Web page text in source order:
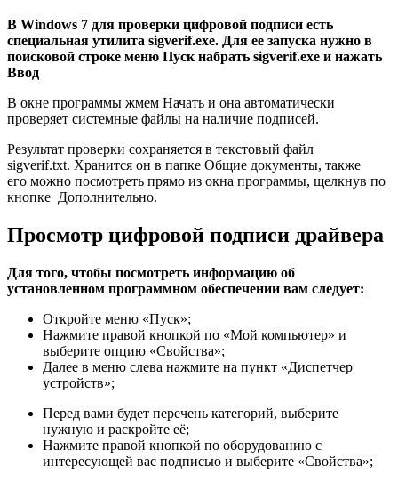
В Windows 7 для проверки цифровой подписи есть
специальная утилита sigverif.exe. Для ее запуска нужно в
поисковой строке меню Пуск набрать sigverif.exe и нажать
Ввод
В окне программы жмем Начать и она автоматически
проверяет системные файлы на наличие подписей.
Результат проверки сохраняется в текстовый файл
sigverif.txt. Хранится он в папке Общие документы, также
его можно посмотреть прямо из окна программы, щелкнув по
кнопке Дополнительно.
Просмотр цифровой подписи драйвера
Для того, чтобы посмотреть информацию об
установленном программном обеспечении вам следует:
Откройте меню «Пуск»;
Нажмите правой кнопкой по «Мой компьютер» и
выберите опцию «Свойства»;
Далее в меню слева нажмите на пункт «Диспетчер
устройств»;
Перед вами будет перечень категорий, выберите
нужную и раскройте её;
Нажмите правой кнопкой по оборудованию с
интересующей вас подписью и выберите «Свойства»;